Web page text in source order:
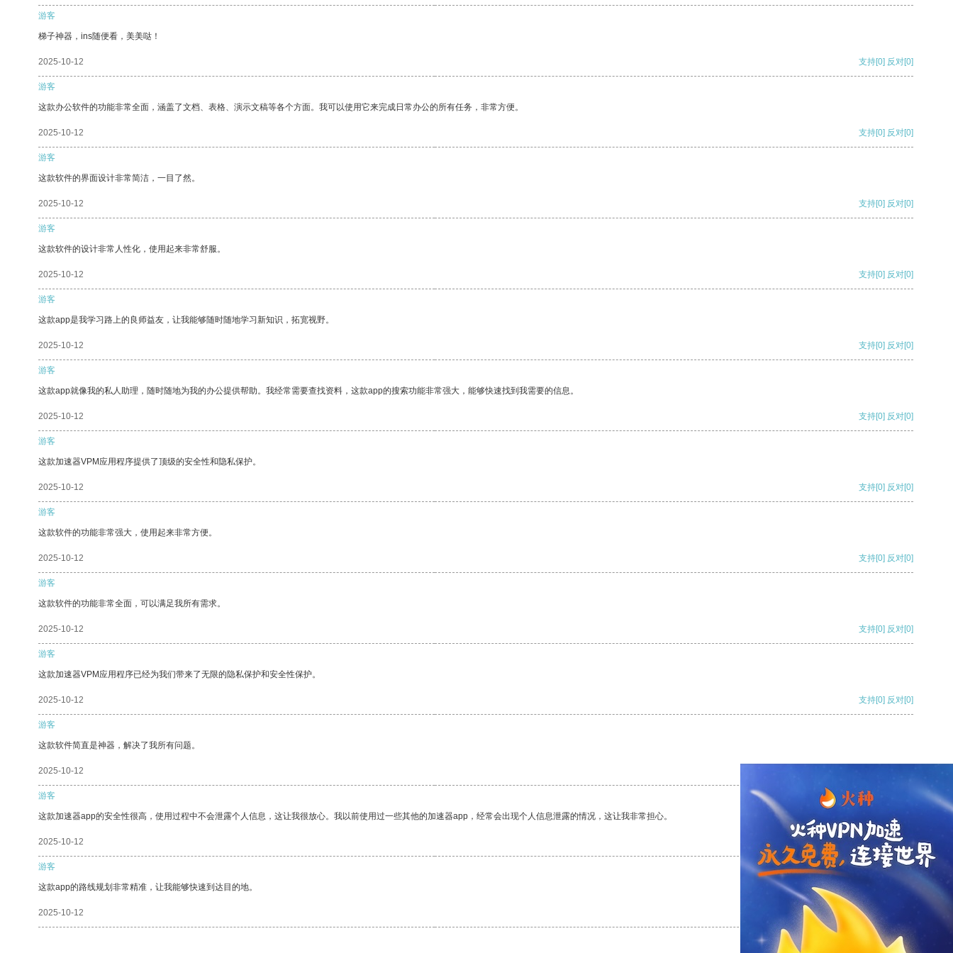
游客
梯子神器，ins随便看，美美哒！
2025-10-12 支持[0] 反对[0]
游客
这款办公软件的功能非常全面，涵盖了文档、表格、演示文稿等各个方面。我可以使用它来完成日常办公的所有任务，非常方便。
2025-10-12 支持[0] 反对[0]
游客
这款软件的界面设计非常简洁，一目了然。
2025-10-12 支持[0] 反对[0]
游客
这款软件的设计非常人性化，使用起来非常舒服。
2025-10-12 支持[0] 反对[0]
游客
这款app是我学习路上的良师益友，让我能够随时随地学习新知识，拓宽视野。
2025-10-12 支持[0] 反对[0]
游客
这款app就像我的私人助理，随时随地为我的办公提供帮助。我经常需要查找资料，这款app的搜索功能非常强大，能够快速找到我需要的信息。
2025-10-12 支持[0] 反对[0]
游客
这款加速器VPM应用程序提供了顶级的安全性和隐私保护。
2025-10-12 支持[0] 反对[0]
游客
这款软件的功能非常强大，使用起来非常方便。
2025-10-12 支持[0] 反对[0]
游客
这款软件的功能非常全面，可以满足我所有需求。
2025-10-12 支持[0] 反对[0]
游客
这款加速器VPM应用程序已经为我们带来了无限的隐私保护和安全性保护。
2025-10-12 支持[0] 反对[0]
游客
这款软件简直是神器，解决了我所有问题。
2025-10-12
游客
这款加速器app的安全性很高，使用过程中不会泄露个人信息，这让我很放心。我以前使用过一些其他的加速器app，经常会出现个人信息泄露的情况，这让我非常担心。
2025-10-12 支持 [0] 反对 [0]
游客
这款app的路线规划非常精准，让我能够快速到达目的地。
2025-10-12 支持